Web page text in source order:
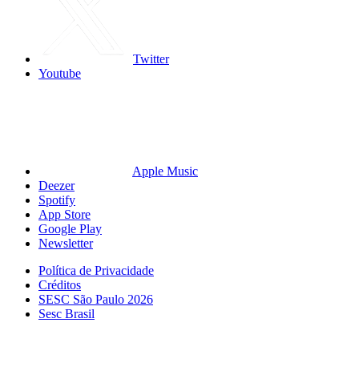
Twitter
Youtube
Apple Music
Deezer
Spotify
App Store
Google Play
Newsletter
Política de Privacidade
Créditos
SESC São Paulo 2026
Sesc Brasil